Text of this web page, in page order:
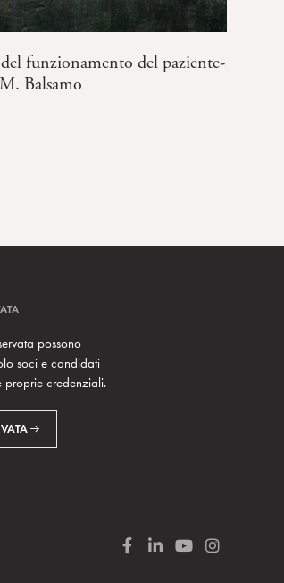
funzionamento del paziente-
Balsamo
possono
soci e candidati
proprie credenziali.
F
L
Y
I